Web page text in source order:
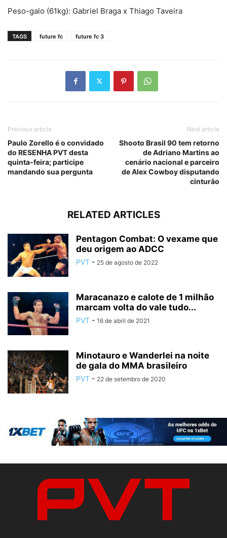
Peso-galo (61kg): Gabriel Braga x Thiago Taveira
TAGS future fc future fc 3
Previous article
Paulo Zorello é o convidado
do RESENHA PVT desta
quinta-feira; participe
mandando sua pergunta
Next article
Shooto Brasil 90 tem retorno
de Adriano Martins ao
cenário nacional e parceiro
de Alex Cowboy disputando
cinturão
RELATED ARTICLES
Pentagon Combat: O vexame que
deu origem ao ADCC
PVT - 25 de agosto de 2022
Maracanazo e calote de 1 milhão
marcam volta do vale tudo...
PVT - 16 de abril de 2021
Minotauro e Wanderlei na noite
de gala do MMA brasileiro
PVT - 22 de setembro de 2020